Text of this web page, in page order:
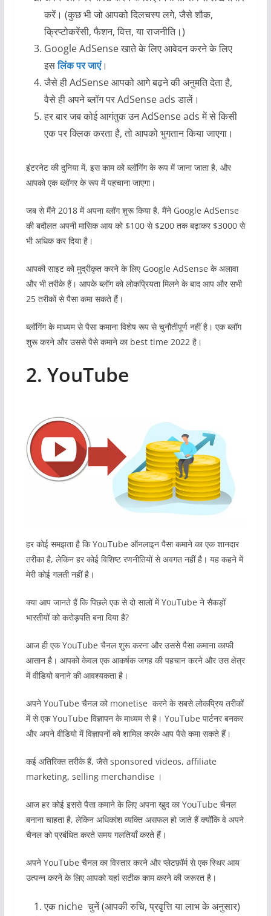
करें। (कुछ भी जो आपको दिलचस्प लगे, जैसे शौक,
क्रिप्टोकरेंसी, फैशन, वित्त, या राजनीति।)
Google AdSense खाते के लिए आवेदन करने के लिए
इसलिंक पर जाएं।
जैसे ही AdSense आपको आगे बढ़ने की अनुमति देता है,
वैसे ही अपने ब्लॉग पर AdSense ads डालें।
हर बार जब कोई आगंतुक उन AdSense ads में से किसी
एक पर क्लिक करता है, तो आपको भुगतान किया जाएगा।
इंटरनेट की दुनिया में, इस काम को ब्लॉगिंग के रूप में जाना जाता है, और
आपको एक ब्लॉगर के रूप में पहचाना जाएगा।
जब से मैंने 2018 में अपना ब्लॉग शुरू किया है, मैंने Google AdSense
की बदौलत अपनी मासिक आय को $100 से $200 तक बढ़ाकर $3000 से
भी अधिक कर दिया है।
आपकी साइट को मुद्रीकृत करने के लिए Google AdSense के अलावा
और भी तरीके हैं। आपके ब्लॉग को लोकप्रियता मिलने के बाद आप और सभी
25 तरीकों से पैसा कमा सकते हैं।
ब्लॉगिंग के माध्यम से पैसा कमाना विशेष रूप से चुनौतीपूर्ण नहीं है। एक ब्लॉग
शुरू करने और उससे पैसे कमाने का best time 2022 है।
2. YouTube
हर कोई समझता है कि YouTube ऑनलाइन पैसा कमाने का एक शानदार
तरीका है, लेकिन हर कोई विशिष्ट रणनीतियों से अवगत नहीं है। यह कहने में
मेरी कोई गलती नहीं है।
क्या आप जानते हैं कि पिछले एक से दो सालों में YouTube ने सैकड़ों
भारतीयों को करोड़पति बना दिया है?
आज ही एक YouTube चैनल शुरू करना और उससे पैसा कमाना काफी
आसान है। आपको केवल एक आकर्षक जगह की पहचान करने और उस क्षेत्र
में वीडियो बनाने की आवश्यकता है।
अपने YouTube चैनल को monetise करने के सबसे लोकप्रिय तरीकों
में से एक YouTube विज्ञापन के माध्यम से है। YouTube पार्टनर बनकर
और अपने वीडियो में विज्ञापनों को शामिल करके आप पैसे कमा सकते हैं।
कई अतिरिक्त तरीके हैं, जैसे sponsored videos, affiliate
marketing, selling merchandise ।
आज हर कोई इससे पैसा कमाने के लिए अपना खुद का YouTube चैनल
बनाना चाहता है, लेकिन अधिकांश व्यक्ति असफल हो जाते हैं क्योंकि वे अपने
चैनल को प्रबंधित करते समय गलतियाँ करते हैं।
अपने YouTube चैनल का विस्तार करने और प्लेटफ़ॉर्म से एक स्थिर आय
उत्पन्न करने के लिए आपको यहां सटीक काम करने की जरूरत है।
एक niche चुनें (आपकी रुचि, प्रवृत्ति या लाभ के अनुसार)